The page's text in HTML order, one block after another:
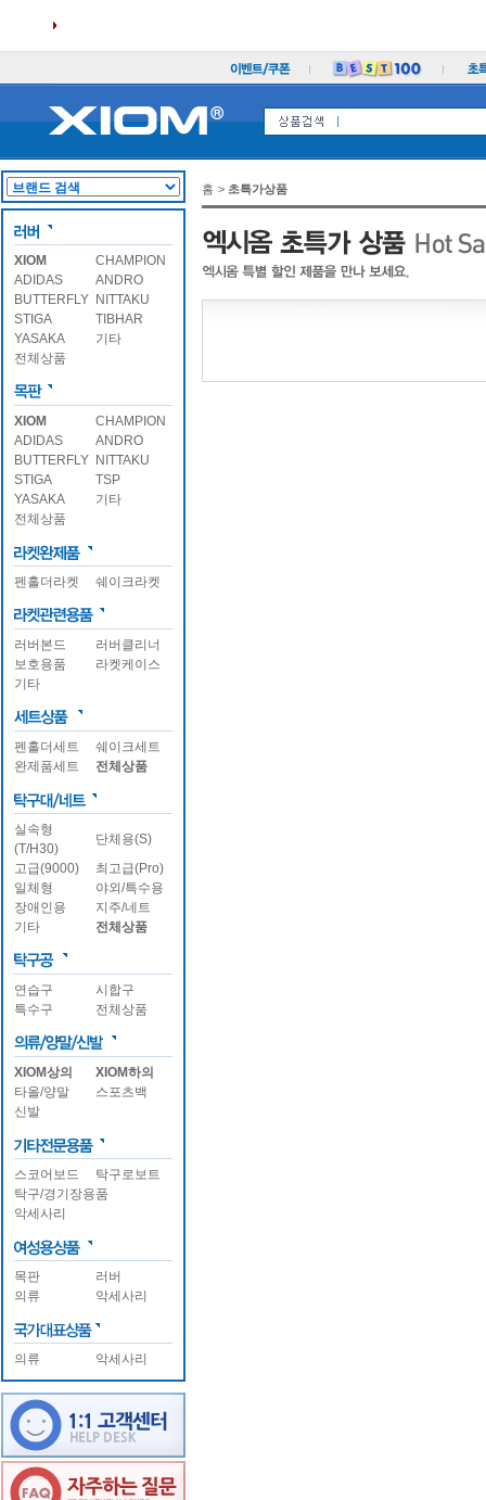
XIOM
CHAMPION
ADIDAS
ANDRO
BUTTERFLY NITTAKU
STIGA
TIBHAR
YASAKA
기타
전체상품
XIOM
CHAMPION
ADIDAS
ANDRO
BUTTERFLY NITTAKU
STIGA
TSP
YASAKA
기타
전체상품
펜홀더라켓 쉐이크라켓
러버본드
러버클리너
보호용품
라켓케이스
기타
펜홀더세트
쉐이크세트
완제품세트
전체상품
실속형
(T/H30)
단체용(S)
고급(9000)
최고급(Pro)
일체형
야외/특수용
장애인용
지주/네트
기타
전체상품
연습구
시합구
특수구
전체상품
XIOM상의
XIOM하의
타올/양말
스포츠백
신발
스코어보드
탁구로보트
탁구/경기장용품
악세사리
목판
러버
의류
악세사리
의류 악세사리
홈 > 초특가상품